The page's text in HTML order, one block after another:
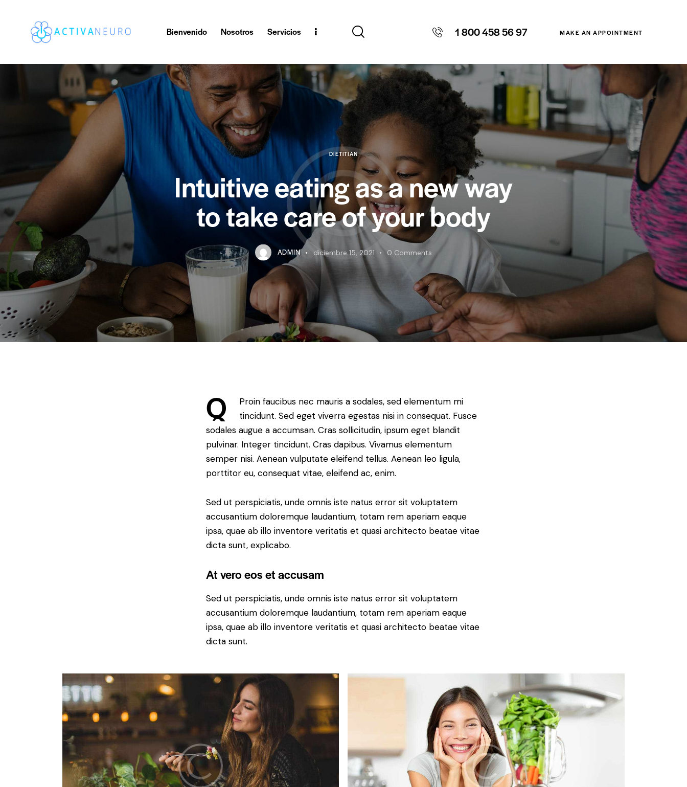
Bienvenido Nosotros Servicios 1 800 458 56 97 MAKE AN APPOINTMENT
DIETITIAN
Intuitive eating as a new way
to take care of your body
ADMIN diciembre 15, 2021 0 Comments
Q
Proin faucibus nec mauris a sodales, sed elementum mi
tincidunt. Sed eget viverra egestas nisi in consequat. Fusce
sodales augue a accumsan. Cras sollicitudin, ipsum eget blandit
pulvinar. Integer tincidunt. Cras dapibus. Vivamus elementum
semper nisi. Aenean vulputate eleifend tellus. Aenean leo ligula,
porttitor eu, consequat vitae, eleifend ac, enim.
Sed ut perspiciatis, unde omnis iste natus error sit voluptatem
accusantium doloremque laudantium, totam rem aperiam eaque
ipsa, quae ab illo inventore veritatis et quasi architecto beatae vitae
dicta sunt, explicabo.
At vero eos et accusam
Sed ut perspiciatis, unde omnis iste natus error sit voluptatem
accusantium doloremque laudantium, totam rem aperiam eaque
ipsa, quae ab illo inventore veritatis et quasi architecto beatae vitae
dicta sunt.